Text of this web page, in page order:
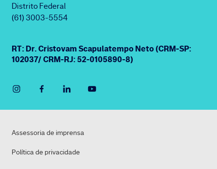
Distrito Federal
(61) 3003-5554
RT: Dr. Cristovam Scapulatempo Neto (CRM-SP:
102037/ CRM-RJ: 52-0105890-8)
Assessoria de imprensa
Política de privacidade